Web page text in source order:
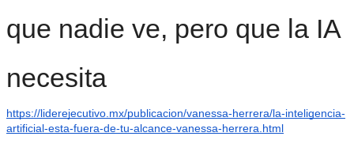
que nadie ve, pero que la IA
necesita
https://liderejecutivo.mx/publicacion/vanessa-herrera/la-inteligencia-
artificial-esta-fuera-de-tu-alcance-vanessa-herrera.html